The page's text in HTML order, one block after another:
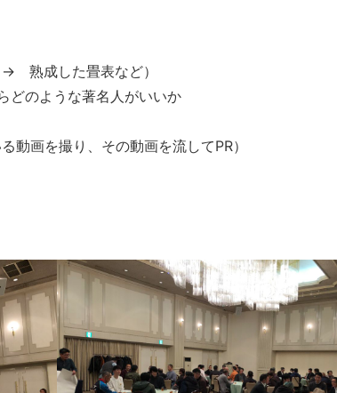
熟成した畳表など）
のような著名人がいいか
画を撮り、その動画を流してPR）